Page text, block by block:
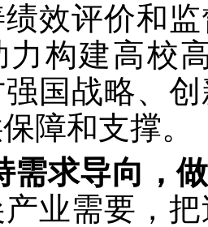
效评价和
力构建高校
国战略、
障和支撑。
需求导向，
业需要，